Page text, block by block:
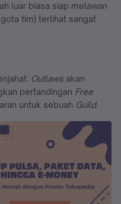
luar biasa siap melawan
tim) terlihat sangat
Outlaws akan
pertandingan Free
untuk sebuah Guild.